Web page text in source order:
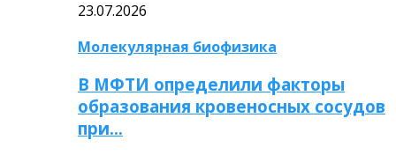
23.07.2026
Молекулярная биофизика
В МФТИ определили факторы
образования кровеносных сосудов
при…